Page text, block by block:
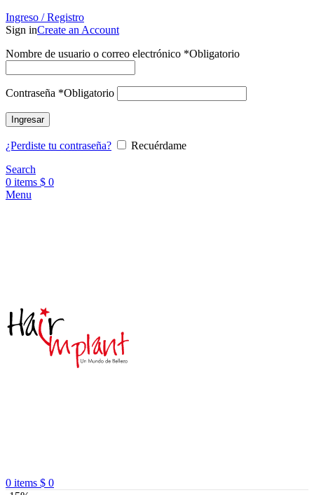
Ingreso / Registro
Sign inCreate an Account
Nombre de usuario o correo electrónico *Obligatorio
Contraseña *Obligatorio
Ingresar
¿Perdiste tu contraseña?
Recuérdame
Search
0 items $ 0
Menu
0 items $ 0